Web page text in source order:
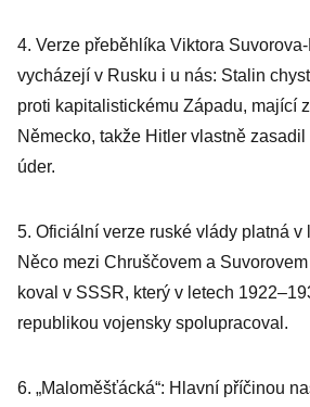
4. Verze přeběhlíka Viktora
vycházejí v Rusku i u nás: Stalin
proti kapitalistickému Západu, mající
Německo, takže Hitler vlastně
úder.
5. Oficiální verze ruské vlády platná v
Něco mezi Chruščovem a
koval v SSSR, který v letech
republikou vojensky spolupracoval.
6. „Maloměšťácká“: Hlavní příčinou